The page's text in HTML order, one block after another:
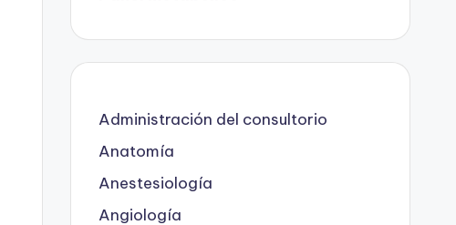
Administración del consultorio
Anatomía
Anestesiología
Angiología